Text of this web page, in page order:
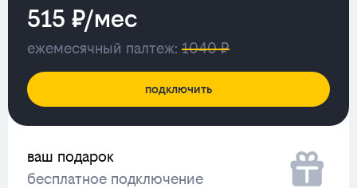
515 ₽/мес
ежемесячный палтеж: 1040 ₽
подключить
ваш подарок
бесплатное подключение